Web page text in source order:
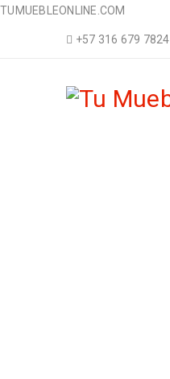
TUMUEBLEONLINE.COM
+57 316 679 7824